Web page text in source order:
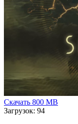
Скачать 800 MB
Загрузок: 94